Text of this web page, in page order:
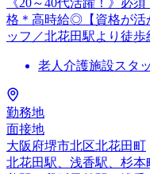
格＊高時給◎【資格が活
ッフ／北花田駅より徒歩
老人介護施設スタ
勤務地
面接地
大阪府堺市北区北花田町
北花田駅、浅香駅、杉